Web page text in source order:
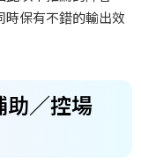
保有不錯的輸出效
助／控場